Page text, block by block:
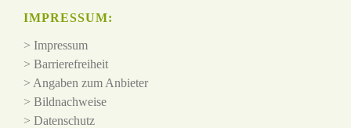
IMPRESSUM:
> Impressum
> Barrierefreiheit
> Angaben zum Anbieter
> Bildnachweise
> Datenschutz